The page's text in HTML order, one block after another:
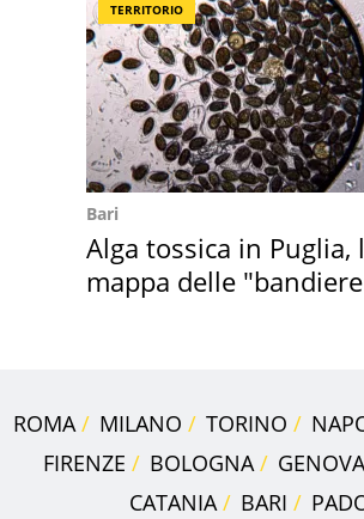
TERRITORIO
Bari
Alga tossica in Puglia,
mappa delle "bandiere
ROMA MILANO TORINO
FIRENZE
BOLOGNA GENOVA
CATANIA
BARI